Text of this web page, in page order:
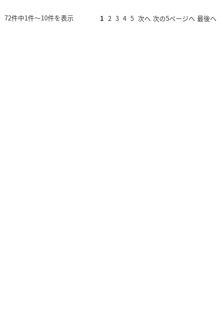
72件中1件～10件を表示 1 2 3 4 5 次へ 次の5ページへ 最後へ